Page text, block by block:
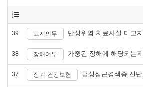
39 고지의무 만성위염 치료사실 미고
38 장해여부 가중된 장해에 해당되는
37 장기·건강보험 급성심근경색증 진